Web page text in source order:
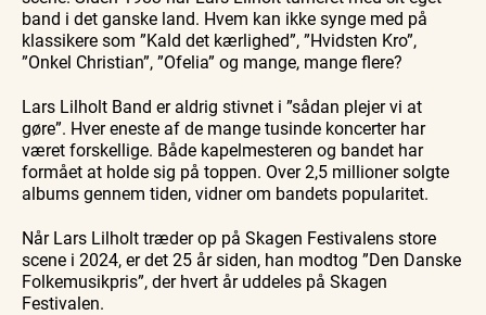
band i det ganske land. Hvem kan ikke synge med på
klassikere som ”Kald det kærlighed”, ”Hvidsten Kro”,
”Onkel Christian”, ”Ofelia” og mange, mange flere?
Lars Lilholt Band er aldrig stivnet i ”sådan plejer vi at
gøre”. Hver eneste af de mange tusinde koncerter har
været forskellige. Både kapelmesteren og bandet har
formået at holde sig på toppen. Over 2,5 millioner solgte
albums gennem tiden, vidner om bandets popularitet.
Når Lars Lilholt træder op på Skagen Festivalens store
scene i 2024, er det 25 år siden, han modtog ”Den Danske
Folkemusikpris”, der hvert år uddeles på Skagen
Festivalen.